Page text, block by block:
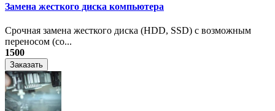
Замена жесткого диска компьютера
Срочная замена жесткого диска (HDD, SSD) с возможным
переносом (со...
1500
Заказать